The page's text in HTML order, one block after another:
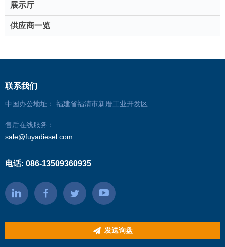
展示厅
供应商一览
联系我们
中国办公地址： 福建省福清市新厝工业开发区
售后在线服务：
sale@fuyadiesel.com
电话: 086-13509360935
发送询盘